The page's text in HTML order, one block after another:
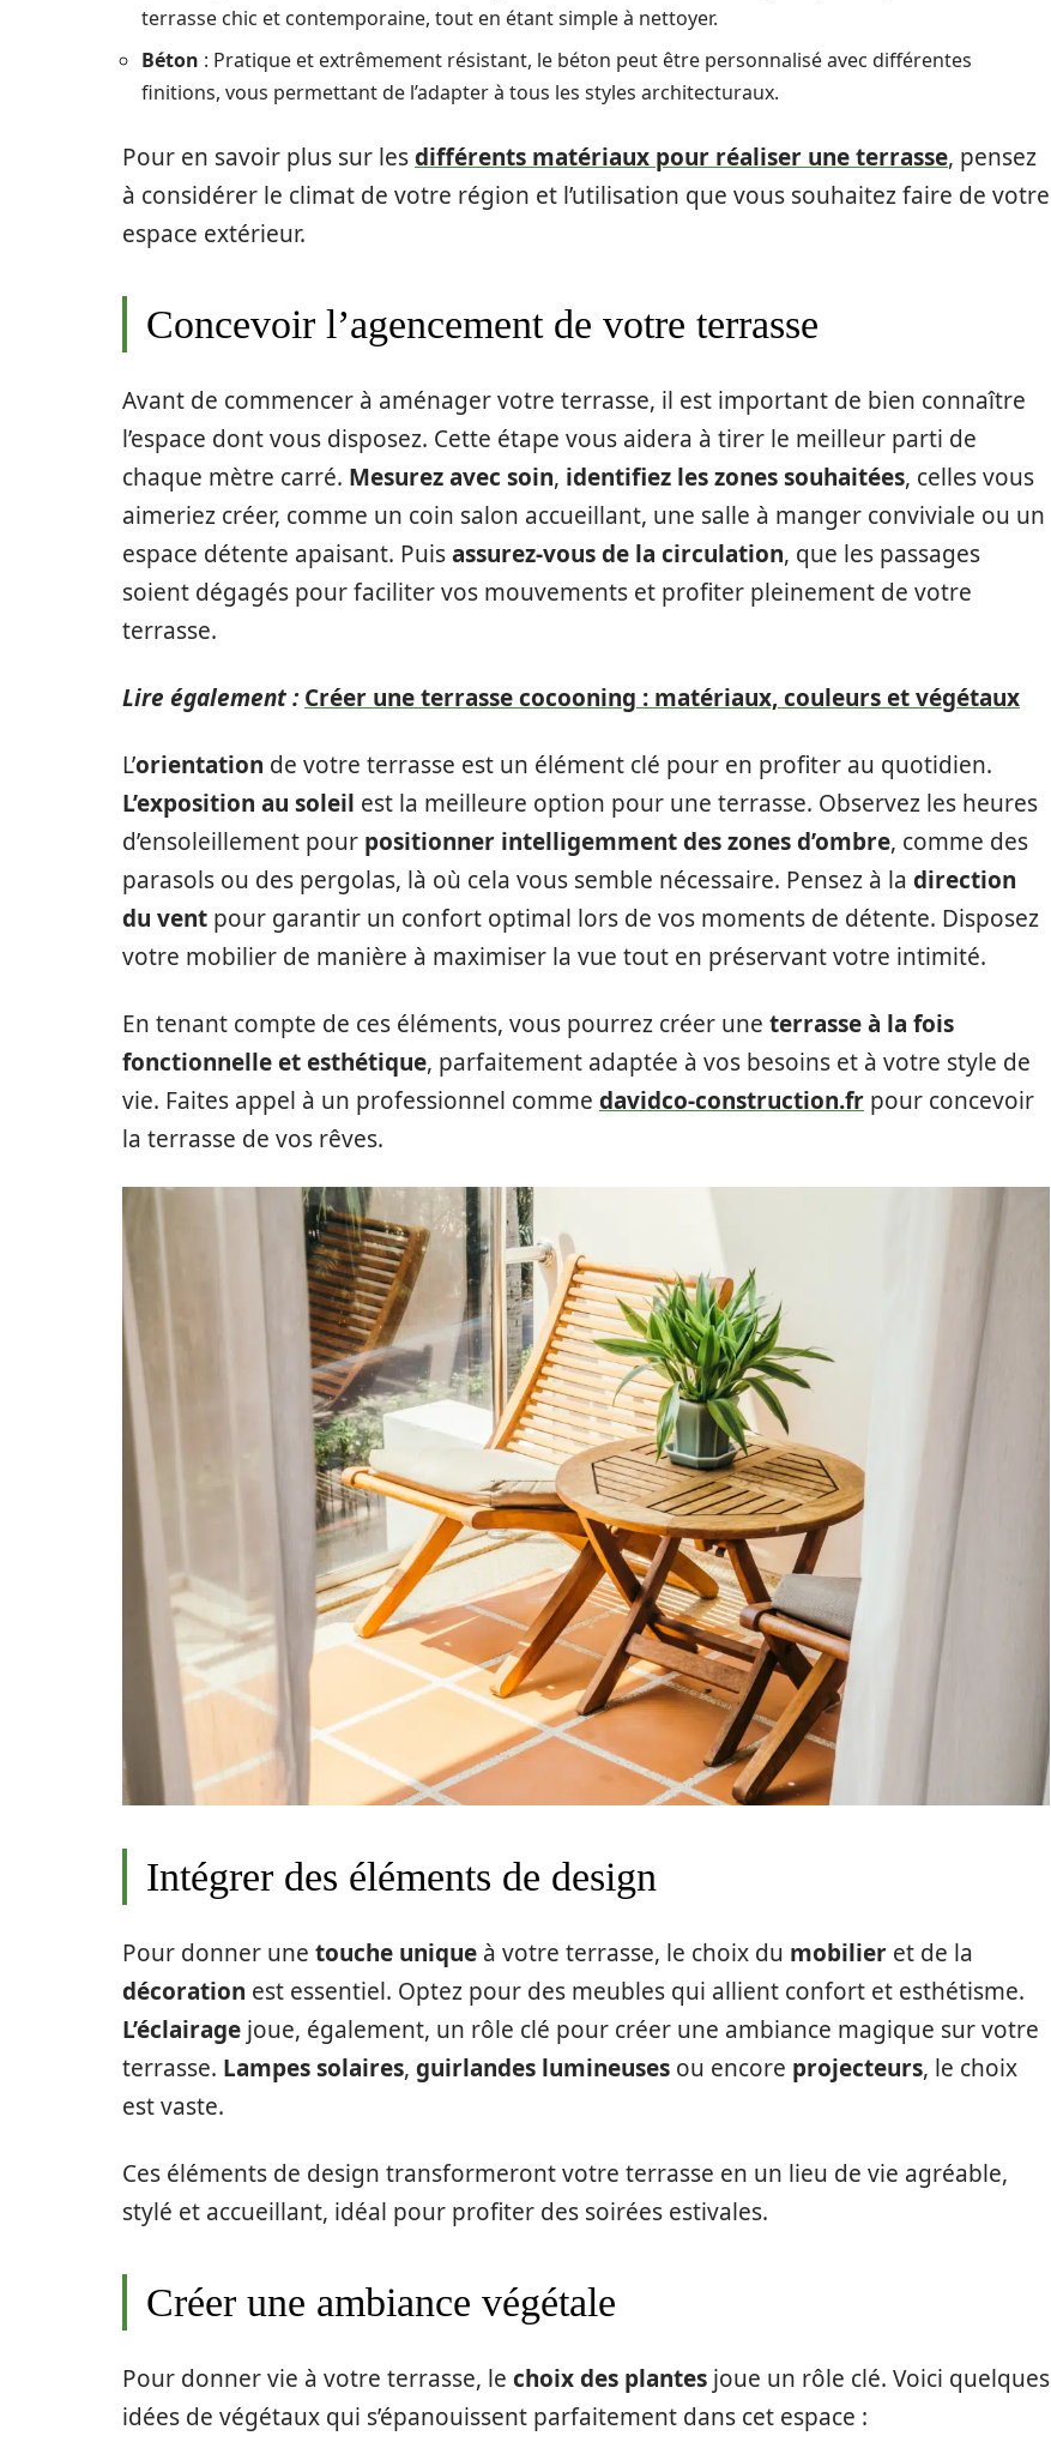
terrasse chic et contemporaine, tout en étant simple à nettoyer.
Béton : Pratique et extrêmement résistant, le béton peut être personnalisé avec différentes
finitions, vous permettant de l’adapter à tous les styles architecturaux.
Pour en savoir plus sur lesdifférents matériaux pour réaliser une terrasse, pensez
à considérer le climat de votre région et l’utilisation que vous souhaitez faire de votre
espace extérieur.
Concevoir l’agencement de votre terrasse
Avant de commencer à aménager votre terrasse, il est important de bien connaître
l’espace dont vous disposez. Cette étape vous aidera à tirer le meilleur parti de
chaque mètre carré. Mesurez avec soin, identifiez les zones souhaitées, celles vous
aimeriez créer, comme un coin salon accueillant, une salle à manger conviviale ou un
espace détente apaisant. Puisassurez-vous de la circulation, que les passages
soient dégagés pour faciliter vos mouvements et profiter pleinement de votre
terrasse.
Lire également : Créer une terrasse cocooning : matériaux, couleurs et végétaux
L’orientation de votre terrasse est un élément clé pour en profiter au quotidien.
L’exposition au soleil est la meilleure option pour une terrasse. Observez les heures
d’ensoleillement pour positionner intelligemment des zones d’ombre, comme des
parasols ou des pergolas, là où cela vous semble nécessaire. Pensez à la direction
du vent pour garantir un confort optimal lors de vos moments de détente. Disposez
votre mobilier de manière à maximiser la vue tout en préservant votre intimité.
En tenant compte de ces éléments, vous pourrez créer une terrasse à la fois
fonctionnelle et esthétique, parfaitement adaptée à vos besoins et à votre style de
vie. Faites appel à un professionnel comme davidco-construction.fr pour concevoir
la terrasse de vos rêves.
Intégrer des éléments de design
Pour donner une touche unique à votre terrasse, le choix du mobilier et de la
décoration est essentiel. Optez pour des meubles qui allient confort et esthétisme.
L’éclairage joue, également, un rôle clé pour créer une ambiance magique sur votre
terrasse. Lampes solaires, guirlandes lumineuses ou encore projecteurs, le choix
est vaste.
Ces éléments de design transformeront votre terrasse en un lieu de vie agréable,
stylé et accueillant, idéal pour profiter des soirées estivales.
Créer une ambiance végétale
Pour donner vie à votre terrasse, le choix des plantes joue un rôle clé. Voici quelques
idées de végétaux qui s’épanouissent parfaitement dans cet espace :